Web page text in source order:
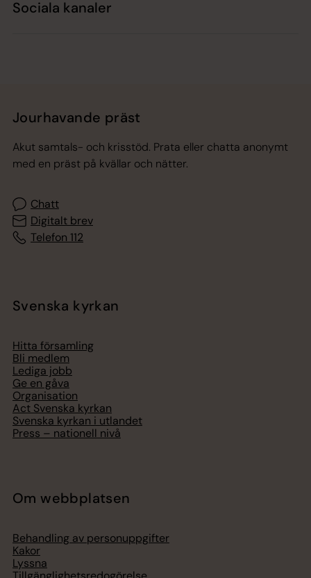
Sociala kanaler
Jourhavande präst
Akut samtals- och krisstöd. Prata eller chatta anonymt
med en präst på kvällar och nätter.
Chatt
Digitalt brev
Telefon 112
Svenska kyrkan
Hitta församling
Bli medlem
Lediga jobb
Ge en gåva
Organisation
Act Svenska kyrkan
Svenska kyrkan i utlandet
Press – nationell nivå
Om webbplatsen
Behandling av personuppgifter
Kakor
Lyssna